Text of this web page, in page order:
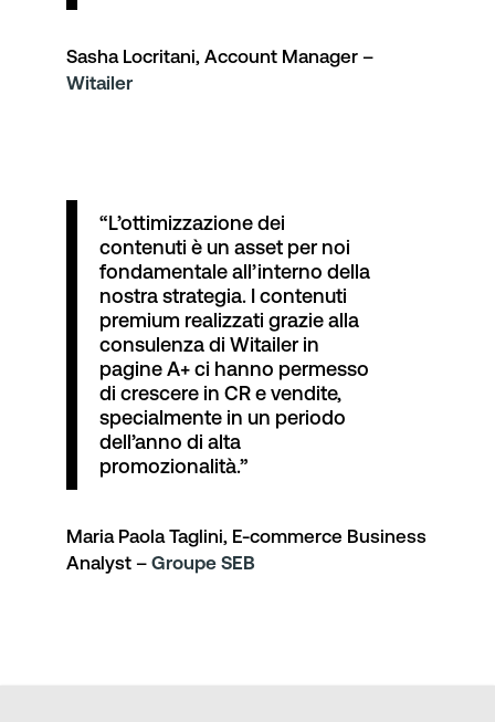
Sasha Locritani, Account Manager –
Witailer
“L’ottimizzazione dei
contenuti è un asset per noi
fondamentale all’interno della
nostra strategia. I contenuti
premium realizzati grazie alla
consulenza di Witailer in
pagine A+ ci hanno permesso
di crescere in CR e vendite,
specialmente in un periodo
dell’anno di alta
promozionalità.”
Maria Paola Taglini, E-commerce Business
Analyst – Groupe SEB